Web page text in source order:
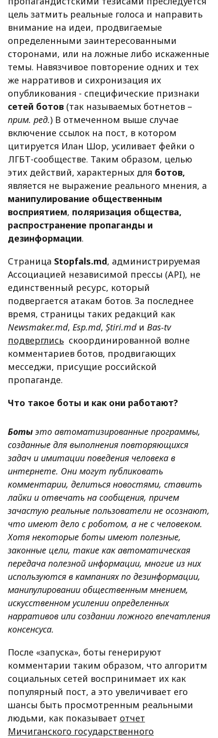
цель затмить реальные голоса и направить
внимание на идеи, продвигаемые
определенными заинтересованными
сторонами, или на ложные либо искаженные
темы. Навязчивое повторение одних и тех
же нарративов и сихронизация их
опубликования - специфические признаки
сетей ботов (так называемых ботнетов –
прим. ред.) В отмеченном выше случае
включение ссылок на пост, в котором
цитируется Илан Шор, усиливает фейки о
ЛГБТ-сообществе. Таким образом, целью
этих действий, характерных для ботов,
является не выражение реального мнения, а
манипулирование общественным
восприятием, поляризация общества,
распространение пропаганды и
дезинформации.
Страница Stopfals.md, администрируемая
Ассоциацией независимой прессы (API), не
единственный ресурс, который
подвергается атакам ботов. За последнее
время, страницы таких редакций как
Newsmaker.md, Esp.md, Știri.mdи Bas-tv
подверглись скоординированной волне
комментариев ботов, продвигающих
месседжи, присущие российской
пропаганде.
Что такое боты и как они работают?
Боты это автоматизированные программы,
созданные для выполнения повторяющихся
задач и имитации поведения человека в
интернете. Они могут публиковать
комментарии, делиться новостями, ставить
лайки и отвечать на сообщения, причем
зачастую реальные пользователи не осознают,
что имеют дело с роботом, а не с человеком.
Хотя некоторые боты имеют полезные,
законные цели, такие как автоматическая
передача полезной информации, многие из них
используются в кампаниях по дезинформации,
манипулировании общественным мнением,
искусственном усилении определенных
нарративов или создании ложного впечатления
консенсуса.
После «запуска», боты генерируют
комментарии таким образом, что алгоритм
социальных сетей воспринимает их как
популярный пост, а это увеличивает его
шансы быть просмотренным реальными
людьми, как показывает отчет
Мичиганского государственного